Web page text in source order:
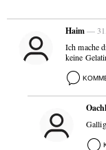
Haim—
Ich mache
keine